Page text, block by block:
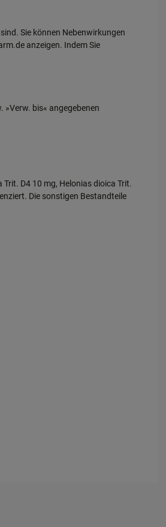
Sie können Nebenwirkungen
anzeigen. Indem Sie
bis« angegebenen
D4 10 mg, Helonias dioica Trit.
Die sonstigen Bestandteile